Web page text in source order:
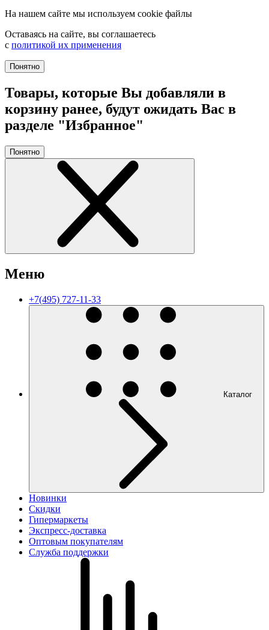
На нашем сайте мы используем cookie файлы
Оставаясь на сайте, вы соглашаетесь
с политикой их применения
Понятно
Товары, которые Вы добавляли в
корзину ранее, будут ожидать Вас в
разделе "Избранное"
Понятно
Меню
+7(495) 727-11-33
Каталог
Новинки
Скидки
Гипермаркеты
Экспресс-доставка
Оптовым покупателям
Служба поддержки